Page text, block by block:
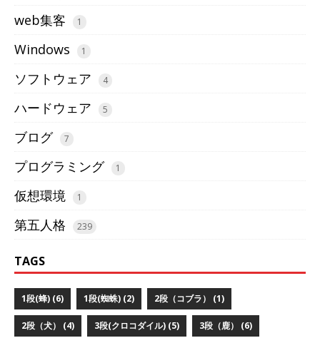
web集客 1
Windows 1
ソフトウェア 4
ハードウェア 5
ブログ 7
プログラミング 1
仮想環境 1
第五人格 239
TAGS
1段(蜂) (6) 1段(蜘蛛) (2) 2段（コブラ） (1)
2段（犬） (4) 3段(クロコダイル) (5) 3段（鹿） (6)